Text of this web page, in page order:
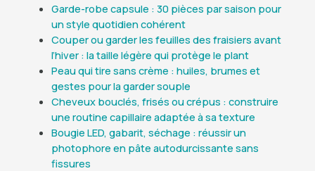
Garde-robe capsule : 30 pièces par saison pour
un style quotidien cohérent
Couper ou garder les feuilles des fraisiers avant
l’hiver : la taille légère qui protège le plant
Peau qui tire sans crème : huiles, brumes et
gestes pour la garder souple
Cheveux bouclés, frisés ou crépus : construire
une routine capillaire adaptée à sa texture
Bougie LED, gabarit, séchage : réussir un
photophore en pâte autodurcissante sans
fissures